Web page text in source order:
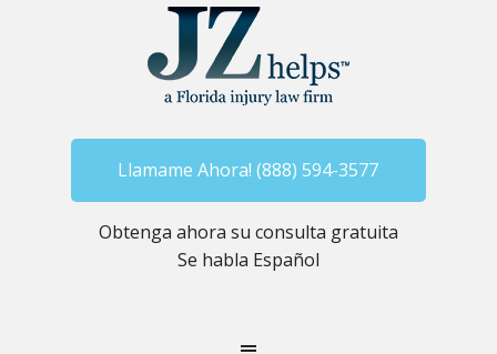
Llamame Ahora! (888) 594-3577
Obtenga ahora su consulta gratuita
Se habla Español